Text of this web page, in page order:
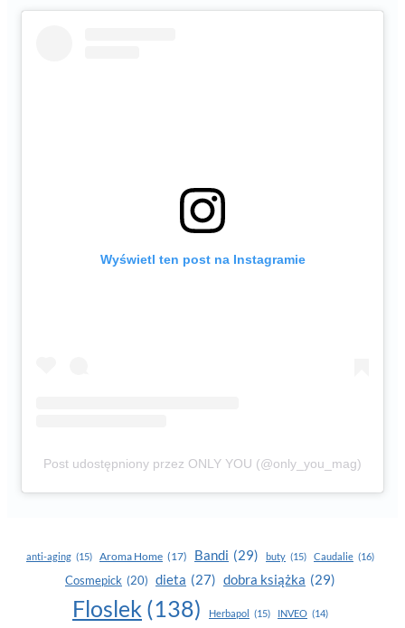
Wyświetl ten post na Instagramie
Post udostępniony przez ONLY YOU (@only_you_mag)
anti-aging (15) Aroma Home (17) Bandi (29) buty (15) Caudalie (16)
Cosmepick (20) dieta (27) dobra książka (29)
Floslek (138) Herbapol (15) INVEO (14)